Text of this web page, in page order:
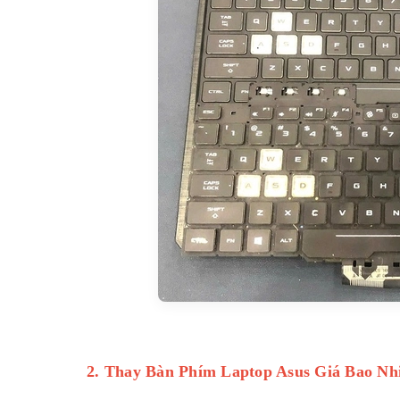
2. Thay Bàn Phím Laptop Asus Giá Bao